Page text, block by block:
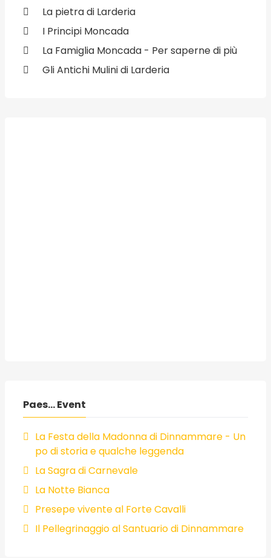
La pietra di Larderia
I Principi Moncada
La Famiglia Moncada - Per saperne di più
Gli Antichi Mulini di Larderia
Paes... Event
La Festa della Madonna di Dinnammare - Un
po di storia e qualche leggenda
La Sagra di Carnevale
La Notte Bianca
Presepe vivente al Forte Cavalli
Il Pellegrinaggio al Santuario di Dinnammare